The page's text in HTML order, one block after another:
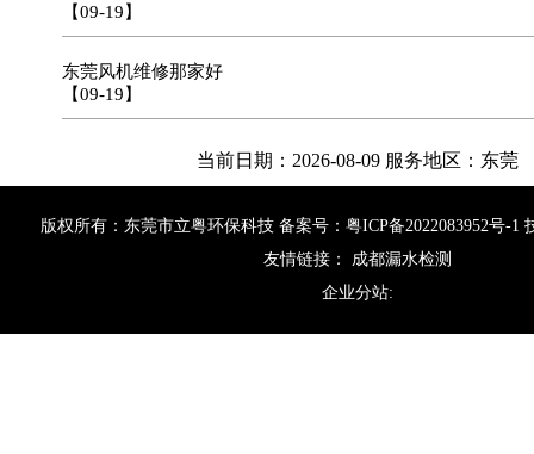
【09-19】
东莞风机维修那家好
【09-19】
当前日期：2026-08-09 服务地区：东莞
版权所有：东莞市立粤环保科技 备案号： 粤ICP备2022083952号-1
友情链接： 成都漏水检测
企业分站: